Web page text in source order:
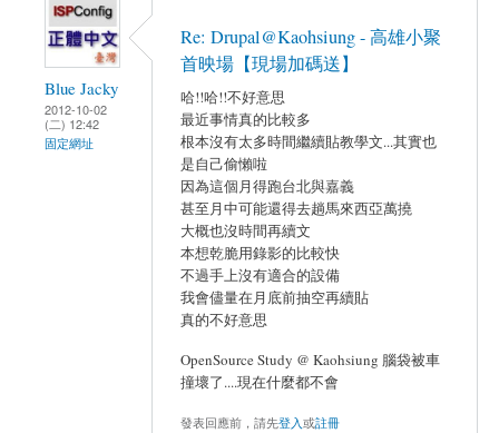
Blue Jacky
2012-10-02
(二) 12:42
固定網址
Re: Drupal@Kaohsiung - 高雄小聚
首映場【現場加碼送】
哈!!哈!!不好意思
最近事情真的比較多
根本沒有太多時間繼續貼教學文...其實也
是自己偷懶啦
因為這個月得跑台北與嘉義
甚至月中可能還得去趟馬來西亞萬撓
大概也沒時間再續文
本想乾脆用錄影的比較快
不過手上沒有適合的設備
我會儘量在月底前抽空再續貼
真的不好意思
OpenSource Study @ Kaohsiung 腦袋被車
撞壞了....現在什麼都不會
發表回應前，請先登入或註冊